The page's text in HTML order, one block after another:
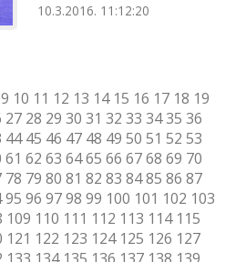
10.3.2016. 11:12:20
9 10 11 12 13 14 15 16 17 18 19
27 28 29 30 31 32 33 3435 36
44 45 46 47 48 49 50 51 52 53
61 62 63 6465 66 6768 69 70
78 79 80 81 82 83 8485 86 87
95 96 9798 99 100 101 102 103
109 110 111 112 113 114 115
121 122 123 124 125 126 127